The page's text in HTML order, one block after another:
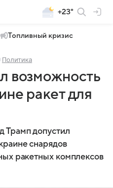
+23°
Топливный кризис
Политика
возможность
ракет для
допустил
снарядов
ракетных комплексов